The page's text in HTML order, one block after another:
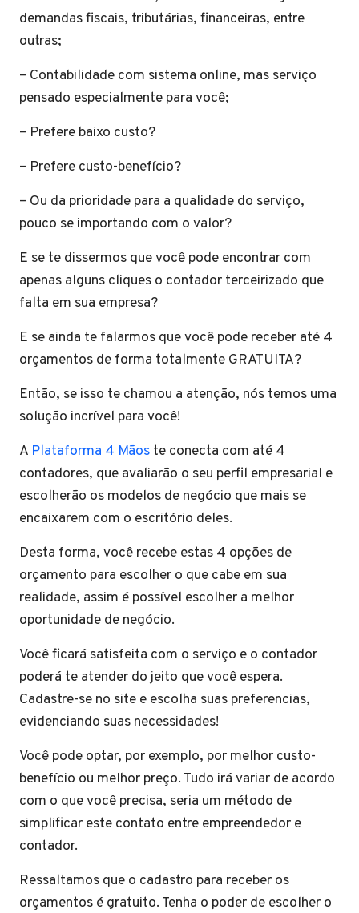
demandas fiscais, tributárias, financeiras, entre
outras;
– Contabilidade com sistema online, mas serviço
pensado especialmente para você;
– Prefere baixo custo?
– Prefere custo-benefício?
– Ou da prioridade para a qualidade do serviço,
pouco se importando com o valor?
E se te dissermos que você pode encontrar com
apenas alguns cliques o contador terceirizado que
falta em sua empresa?
E se ainda te falarmos que você pode receber até 4
orçamentos de forma totalmente GRATUITA?
Então, se isso te chamou a atenção, nós temos uma
solução incrível para você!
APlataforma 4 Mãos te conecta com até 4
contadores, que avaliarão o seu perfil empresarial e
escolherão os modelos de negócio que mais se
encaixarem com o escritório deles.
Desta forma, você recebe estas 4 opções de
orçamento para escolher o que cabe em sua
realidade, assim é possível escolher a melhor
oportunidade de negócio.
Você ficará satisfeita com o serviço e o contador
poderá te atender do jeito que você espera.
Cadastre-se no site e escolha suas preferencias,
evidenciando suas necessidades!
Você pode optar, por exemplo, por melhor custo-
benefício ou melhor preço. Tudo irá variar de acordo
com o que você precisa, seria um método de
simplificar este contato entre empreendedor e
contador.
Ressaltamos que o cadastro para receber os
orçamentos é gratuito. Tenha o poder de escolher o